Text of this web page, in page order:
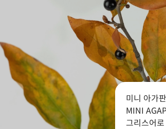
미니 아가
MINI
그리스어